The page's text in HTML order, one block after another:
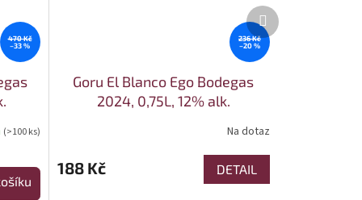
470 Kč
–33 %
(>100 ks)
236 Kč
–20 %
Goru El Blanco Ego Bodegas
2024, 0,75L, 12% alk.
Na dotaz
188 Kč DETAIL
Další produkt